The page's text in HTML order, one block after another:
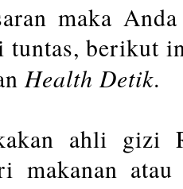
maka
berikut
Health Detik.
ahli gizi
makanan